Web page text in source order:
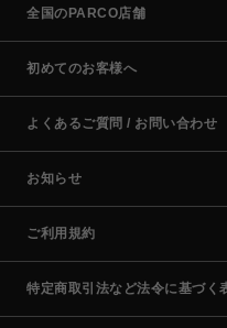
全国のPARCO店舗
初めてのお客様へ
よくあるご質問 / お問い合わせ
お知らせ
ご利用規約
特定商取引法など法令に基づく